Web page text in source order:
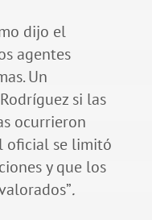
dijo el
agentes
Un
si las
ocurrieron
oficial se limitó
y que los
.